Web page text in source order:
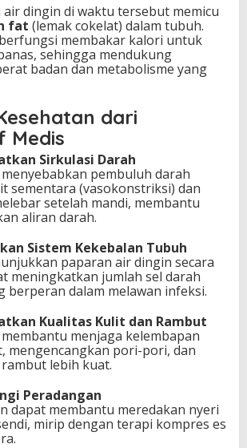
air dingin di waktu tersebut memicu
fat (lemak cokelat) dalam tubuh.
membakar kalori untuk
sehingga mendukung
badan dan metabolisme yang
dari
Medis
Sirkulasi Darah
pembuluh darah
sementara (vasokonstriksi) dan
setelah mandi, membantu
aliran darah.
Sistem Kekebalan Tubuh
paparan air dingin secara
meningkatkan jumlah sel darah
berperan dalam melawan infeksi.
Kualitas Kulit dan Rambut
menjaga kelembapan
mengencangkan pori-pori, dan
lebih kuat.
Peradangan
dapat membantu meredakan nyeri
mirip dengan terapi kompres es